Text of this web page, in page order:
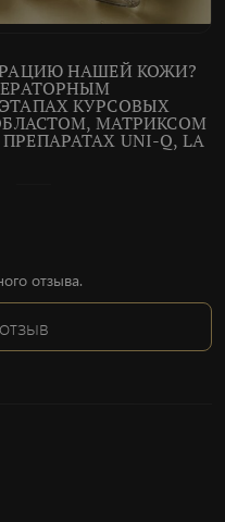
НАШЕЙ КОЖИ?
КУРСОВЫХ
МАТРИКСОМ
UNI-Q, LA
отзыва.